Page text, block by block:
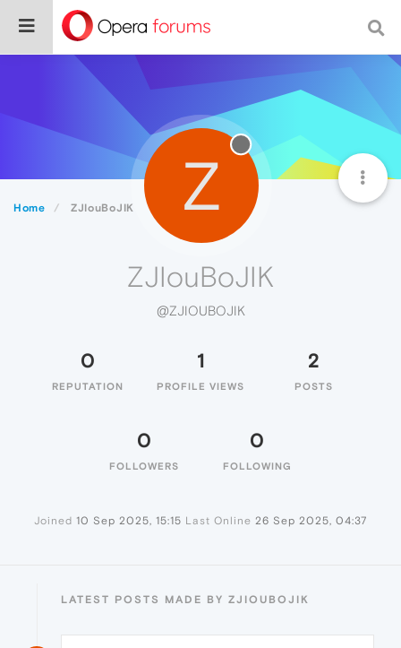
Home ZJIouBoJIK Z
ZJIouBoJIK
@ZJIOUBOJIK
0
REPUTATION
1
PROFILE VIEWS
2
POSTS
0
FOLLOWERS
0
FOLLOWING
Joined 10 Sep 2025, 15:15 Last Online 26 Sep 2025, 04:37
LATEST POSTS MADE BY ZJIOUBOJIK